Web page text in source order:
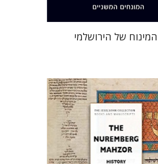
המינוח של הירושלמי
אליזבט הולנדר